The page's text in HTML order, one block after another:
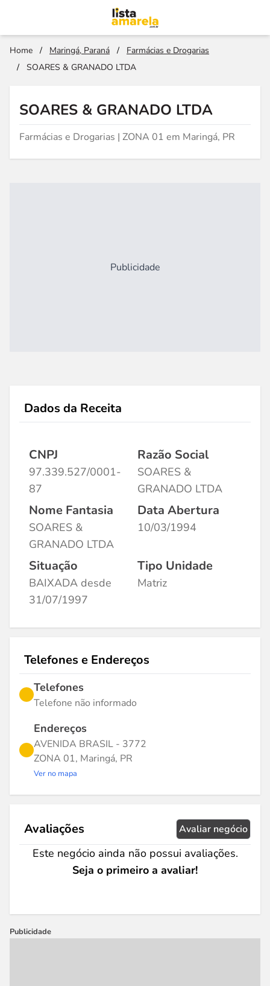
Home / Maringá, Paraná /
Farmácias e Drogarias
/
SOARES & GRANADO LTDA
SOARES & GRANADO LTDA
Farmácias e Drogarias | ZONA 01 em Maringá, PR
Publicidade
Dados da Receita
CNPJ
97.339.527/0001-
87
Razão Social
SOARES &
GRANADO LTDA
Nome Fantasia
SOARES &
GRANADO LTDA
Data Abertura
10/03/1994
Situação
BAIXADA desde
31/07/1997
Tipo Unidade
Matriz
Telefones e Endereços
Telefones
Telefone não informado
Endereços
AVENIDA BRASIL - 3772
ZONA 01, Maringá, PR
Ver no mapa
Avaliações Avaliar negócio
Este negócio ainda não possui avaliações.
Seja o primeiro a avaliar!
Publicidade